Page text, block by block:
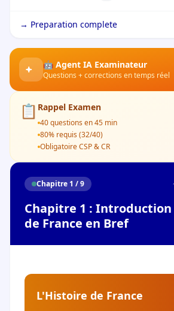
→ Preparation complete
🤖 Agent IA Examinateur
Questions + corrections en temps réel
📋 Rappel Examen
40 questions en 45 min
80% requis (32/40)
Obligatoire CSP & CR
Chapitre 1 / 9
Chapitre 1 : Introduction
de France en Bref
L'Histoire de France